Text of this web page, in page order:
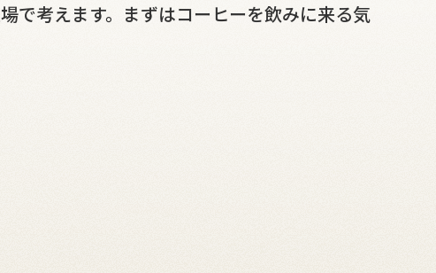
で考えます。まずはコーヒーを飲みに来る気